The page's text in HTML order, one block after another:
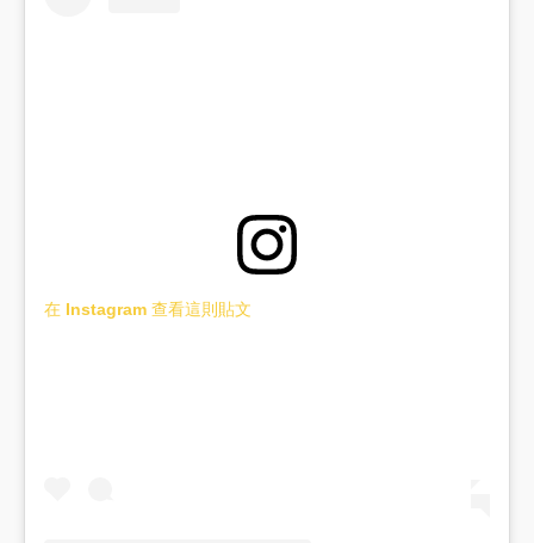
在 Instagram 查看這則貼文